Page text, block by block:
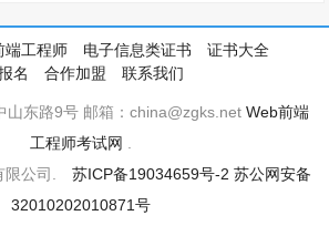
端工程师 电子信息类证书
证书大全
名
合作加盟 联系我们
山东路9号 邮箱：china@zgks.net Web前端
工程师考试网
限公司. 苏ICP备19034659号-2 苏公网安备
32010202010871号